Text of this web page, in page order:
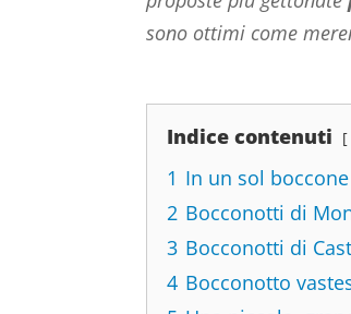
sono ottimi come
Indice contenuti
1 In un sol boccone
2 Bocconotti di
3 Bocconotti di
4 Bocconotto